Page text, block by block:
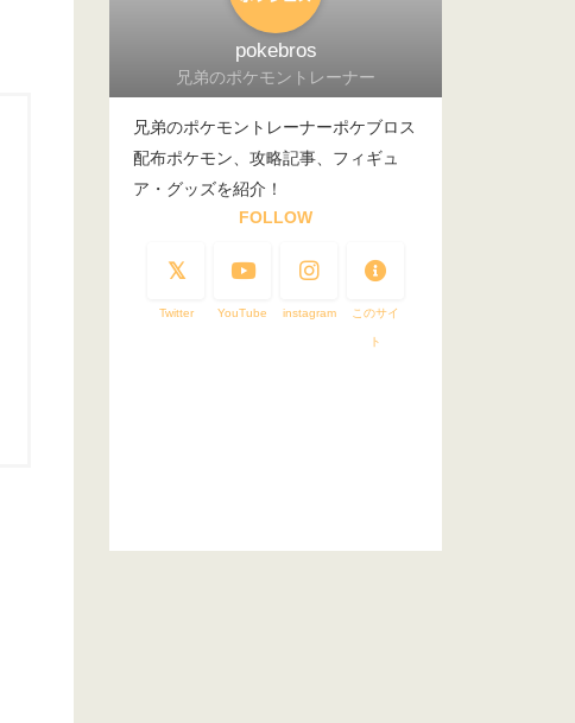
pokebros
兄弟のポケモントレーナー
兄弟のポケモントレーナーポケブロス
配布ポケモン、攻略記事、フィギュ
ア・グッズを紹介！
FOLLOW
Twitter YouTube instagram このサイ
ト